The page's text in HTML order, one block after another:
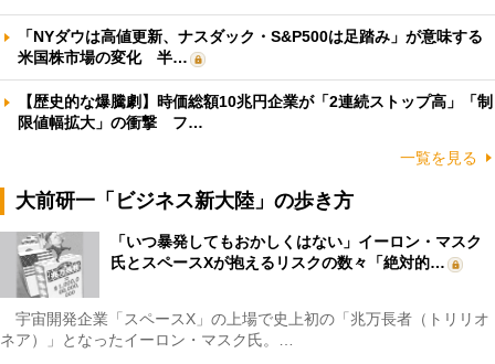
「NYダウは高値更新、ナスダック・S&P500は足踏み」が意味する
米国株市場の変化 半…
【歴史的な爆騰劇】時価総額10兆円企業が「2連続ストップ高」「制
限値幅拡大」の衝撃 フ…
一覧を見る
大前研一「ビジネス新大陸」の歩き方
「いつ暴発してもおかしくはない」イーロン・マスク
氏とスペースXが抱えるリスクの数々「絶対的…
宇宙開発企業「スペースX」の上場で史上初の「兆万長者（トリリオ
ネア）」となったイーロン・マスク氏。…